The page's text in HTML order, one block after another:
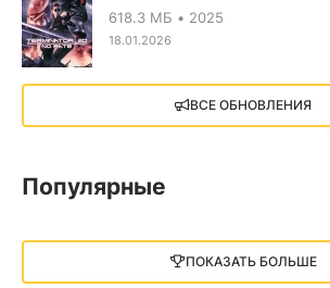
618.3 МБ 2025
18.01.2026
X4: Foundations (2018)
13.73 GB 2018
13 ГБ 2025
ВСЕ ОБНОВЛЕНИЯ
Популярные
ПОКАЗАТЬ БОЛЬШЕ